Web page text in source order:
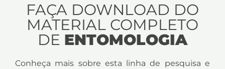
FAÇA DOWNLOAD DO
MATERIAL COMPLETO
DE ENTOMOLOGIA
Conheça mais sobre esta linha de pesquisa e